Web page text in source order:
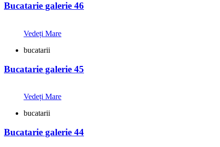
Bucatarie galerie 46
Vedeți Mare
bucatarii
Bucatarie galerie 45
Vedeți Mare
bucatarii
Bucatarie galerie 44